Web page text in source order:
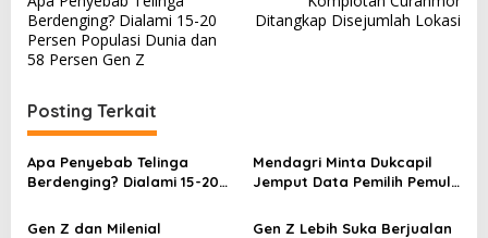
a
v
i
g
a
s
i
p
Berdenging? Dialami 15-20
Persen Populasi Dunia dan
58 Persen Gen Z
Ditangkap Disejumlah Lokasi
Posting Terkait
Apa Penyebab Telinga
Berdenging? Dialami 15-20
58 Persen Gen Z
Mendagri Minta Dukcapil
Jemput Data Pemilih Pemula
Gen Z dan Milenial
Gen Z Lebih Suka Berjualan